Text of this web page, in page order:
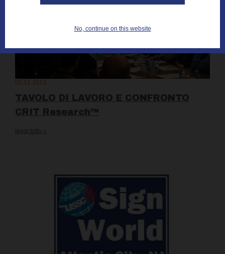
02.12.2013
TAVOLO DI LAVORO E CONFRONTO
CRIT Research™
leggi tutto »
No, continue on this website